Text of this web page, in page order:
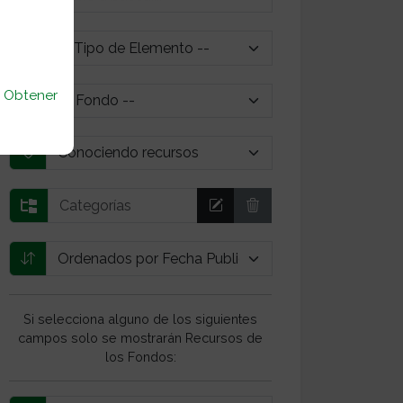
Obtener
Si selecciona alguno de los siguientes
campos solo se mostrarán Recursos de
los Fondos: